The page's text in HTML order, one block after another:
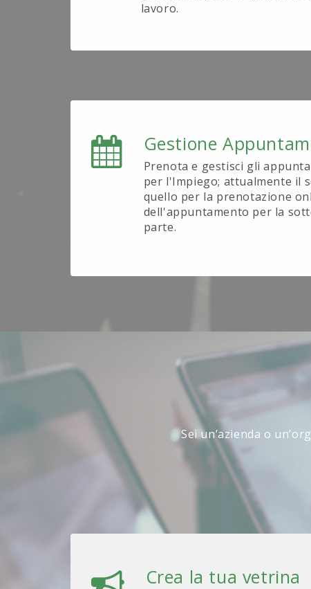
lavoro.
Gestione
Prenota e gestisci gli
per l'Impiego; attualmente il
quello per la prenotazione
dell'appuntamento per la
parte.
Sei un’azienda o
Crea la tua vetrina